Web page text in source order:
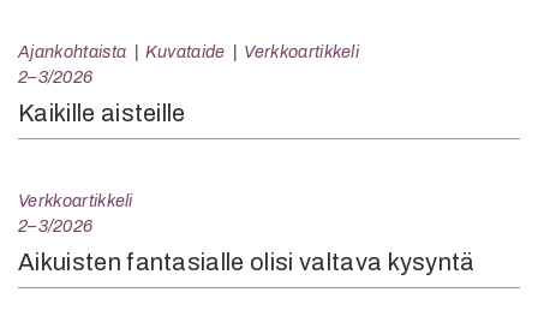
Ajankohtaista Kuvataide
Verkkoartikkeli
2–3/2026
Kaikille aisteille
Verkkoartikkeli
2–3/2026
Aikuisten fantasialle olisi valtava kysyntä